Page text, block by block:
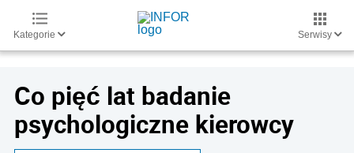
Kategorie Serwisy
Co pięć lat badanie
psychologiczne kierowcy